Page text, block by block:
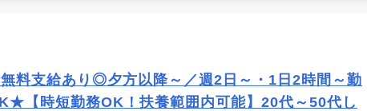
支給あり◎夕方以降～／週2日～・1日2時間～勤
【時短勤務OK！扶養範囲内可能】20代～50代し